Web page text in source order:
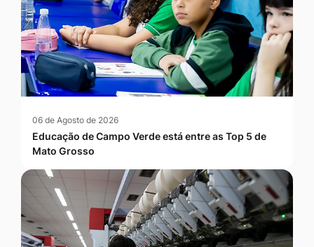
06 de Agosto de 2026
Educação de Campo Verde está entre as Top 5 de
Mato Grosso